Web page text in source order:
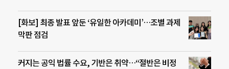
[화보] 최종 발표 앞둔 ‘유일한 아카데미’…조별 과제
막판 점검
커지는 공익 법률 수요, 기반은 취약…“절반은 비정